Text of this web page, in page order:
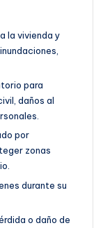
la vivienda y
para
daños al
por
zonas
durante su
o daño de